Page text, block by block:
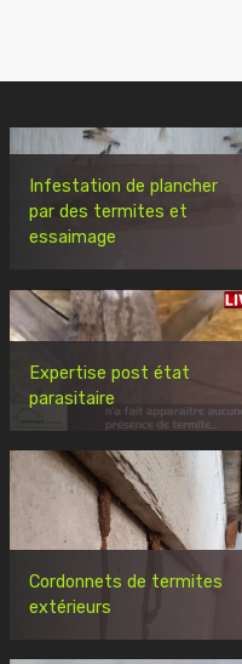
Infestation de plancher
par des termites et
essaimage
Expertise post état
parasitaire
Cordonnets de termites
extérieurs